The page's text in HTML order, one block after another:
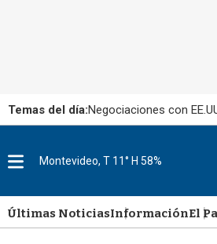
Temas del día:Negociaciones con
u
Montevideo, T 11° H 58%
Últimas NoticiasInformaciónEl